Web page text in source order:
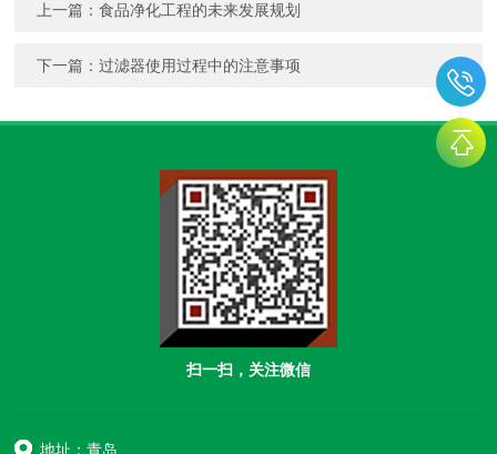
上一篇：食品净化工程的未来发展规划
下一篇：过滤器使用过程中的注意事项
扫一扫，关注微信
地址：青岛